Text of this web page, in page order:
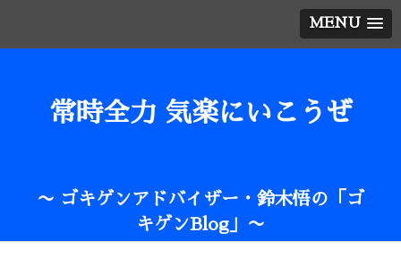
MENU
常時全力 気楽にいこうぜ
〜 ゴキゲンアドバイザー・鈴木悟の「ゴ
キゲンBlog」〜